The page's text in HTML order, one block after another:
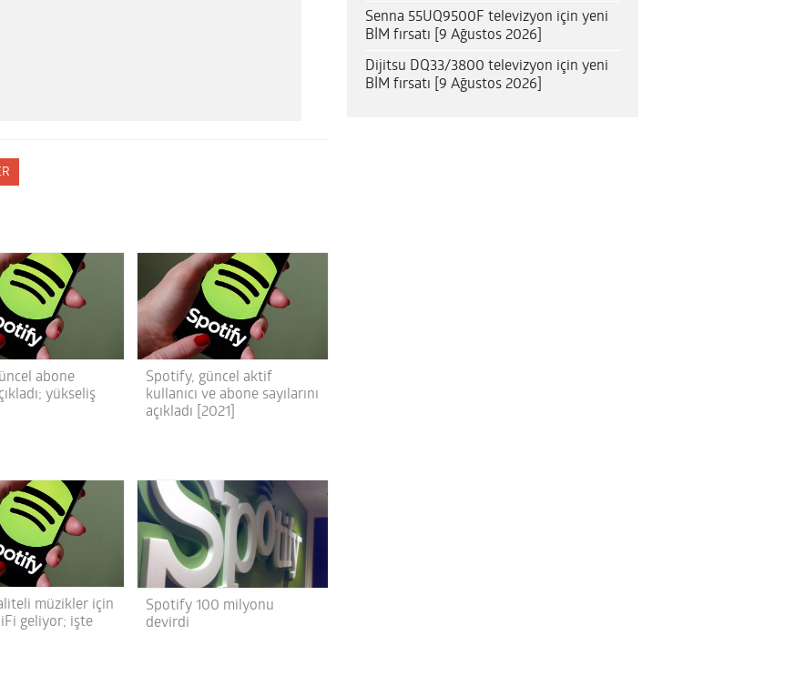
abone
yükseliş
Spotify, güncel aktif
kullanıcı ve abone sayılarını
açıkladı [2021]
müzikler için
geliyor; işte
Spotify 100 milyonu
devirdi
Senna 55UQ9500F televizyon için yeni
BİM fırsatı [9 Ağustos 2026]
Dijitsu DQ33/3800 televizyon için yeni
BİM fırsatı [9 Ağustos 2026]